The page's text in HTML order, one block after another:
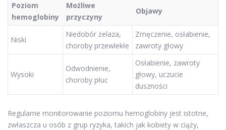
Poziom
hemoglobiny
Możliwe
przyczyny
Objawy
Niski
Niedobór żelaza,
choroby przewlekłe
Zmęczenie, osłabienie,
zawroty głowy
Wysoki
Odwodnienie,
choroby płuc
Osłabienie, zawroty
głowy, uczucie
duszności
Regularne monitorowanie poziomu hemoglobiny jest istotne,
zwłaszcza u osób z grup ryzyka, takich jak kobiety w ciąży,